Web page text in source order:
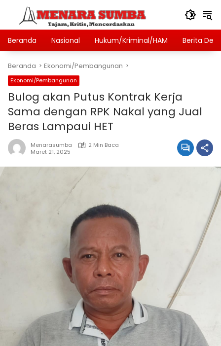
Langsung
konten
Beranda
Nasional Hukum/Kriminal/HAM Berita Desa
Beranda Ekonomi/Pembangunan
Ekonomi/Pembangunan
Bulog akan Putus Kontrak Kerja
Sama dengan RPK Nakal yang Jual
Beras Lampaui HET
Menarasumba
2 Min Baca
Maret 21, 2025